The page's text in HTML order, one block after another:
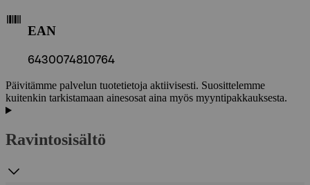
EAN
6430074810764
Päivitämme palvelun tuotetietoja aktiivisesti. Suosittelemme
kuitenkin tarkistamaan ainesosat aina myös myyntipakkauksesta.
Ravintosisältö